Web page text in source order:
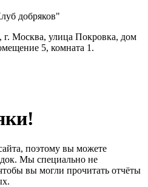
добряков"
Москва, улица Покровка, дом
5, комната 1.
поэтому вы можете
Мы специально не
вы могли прочитать отчёты